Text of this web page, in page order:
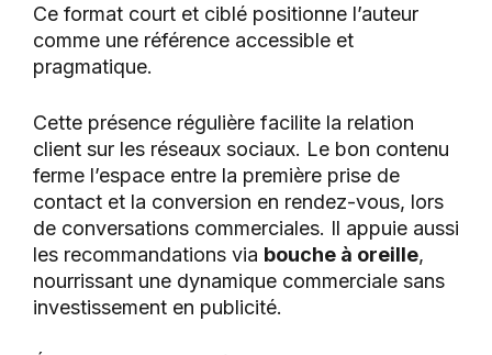
Ce format court et ciblé positionne l’auteur
comme une référence accessible et
pragmatique.
Cette présence régulière facilite la relation
client sur les réseaux sociaux. Le bon contenu
ferme l’espace entre la première prise de
contact et la conversion en rendez-vous, lors
de conversations commerciales. Il appuie aussi
les recommandations via bouche à oreille,
nourrissant une dynamique commerciale sans
investissement en publicité.